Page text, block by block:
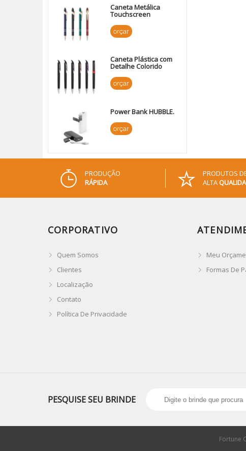
Caneta Metálica
Touchscreen
orçar
Caneta Plástica com
Detalhe Colorido
orçar
Power Bank HUBBLE.
orçar
PRODUÇÃO
RÁPIDA
PRODUTOS
ALTA
CORPORATIVO
Quem Somos
Clientes
Localização
Contato
Política De Privacidade
Meu
Formas De
PESQUISE SEU BRINDE
Fortune